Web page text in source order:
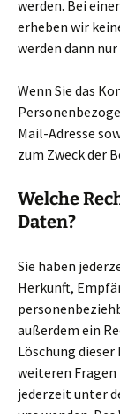
werden. Bei
erheben wir
werden dann
Wenn Sie das
Mail-Adresse
zum Zweck der
Welche
Daten?
Sie haben
Herkunft,
außerdem ein
Löschung
weiteren Fragen
jederzeit unter